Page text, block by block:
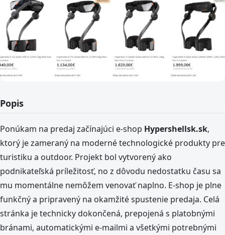
Popis
Ponúkam na predaj začínajúci e-shop Hypershellsk.sk,
ktorý je zameraný na moderné technologické produkty pre
turistiku a outdoor. Projekt bol vytvorený ako
podnikateľská príležitosť, no z dôvodu nedostatku času sa
mu momentálne nemôžem venovať naplno. E-shop je plne
funkčný a pripravený na okamžité spustenie predaja. Celá
stránka je technicky dokončená, prepojená s platobnými
bránami, automatickými e-mailmi a všetkými potrebnými